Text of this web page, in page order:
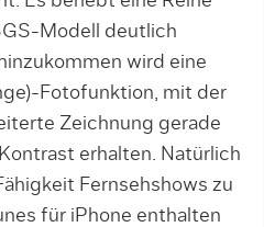
Modell deutlich
wird eine
Fotofunktion, mit der
Zeichnung gerade
erhalten. Natürlich
Fernsehshows zu
für iPhone enthalten